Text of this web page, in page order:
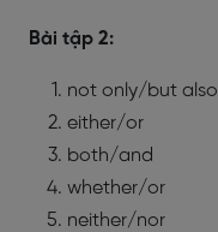
Bài tập 2:
not only/but also
either/or
both/and
whether/or
neither/nor